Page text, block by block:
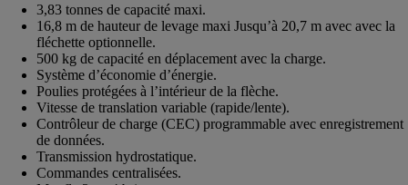
3,83 tonnes de capacité maxi.
16,8 m de hauteur de levage maxi Jusqu’à 20,7 m avec avec la
fléchette optionnelle.
500 kg de capacité en déplacement avec la charge.
Système d’économie d’énergie.
Poulies protégées à l’intérieur de la flèche.
Vitesse de translation variable (rapide/lente).
Contrôleur de charge (CEC) programmable avec enregistrement
de données.
Transmission hydrostatique.
Commandes centralisées.